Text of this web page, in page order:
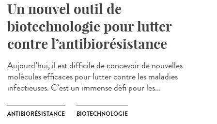
Un nouvel outil de
biotechnologie pour lutter
contre l’antibiorésistance
Aujourd’hui, il est difficile de concevoir de nouvelles
molécules efficaces pour lutter contre les maladies
infectieuses. C’est un immense défi pour les...
ANTIBIORÉSISTANCE BIOTECHNOLOGIE